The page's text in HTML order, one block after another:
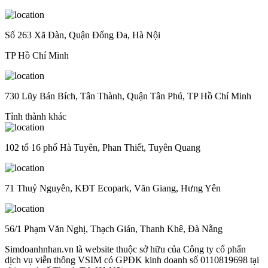
Số 263 Xã Đàn, Quận Đống Đa, Hà Nội
TP Hồ Chí Minh
730 Lũy Bán Bích, Tân Thành, Quận Tân Phú, TP Hồ Chí Minh
Tỉnh thành khác
102 tổ 16 phố Hà Tuyên, Phan Thiết, Tuyên Quang
71 Thuỷ Nguyên, KĐT Ecopark, Văn Giang, Hưng Yên
56/1 Phạm Văn Nghị, Thạch Gián, Thanh Khê, Đà Nẵng
Simdoanhnhan.vn là website thuộc sở hữu của Công ty cổ phẩn
dịch vụ viễn thông VSIM có GPĐK kinh doanh số 0110819698 tại